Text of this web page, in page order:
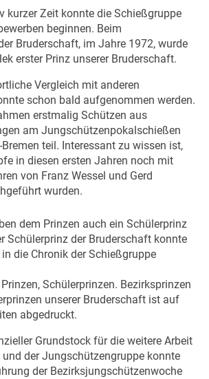
kurzer Zeit konnte die Schießgruppe
beginnen. Beim
Bruderschaft, im Jahre 1972, wurde
erster Prinz unserer Bruderschaft.
Vergleich mit anderen
schon bald aufgenommen werden.
erstmalig Schützen aus
am Jungschützenpokalschießen
teil. Interessant zu wissen ist,
in diesen ersten Jahren noch mit
von Franz Wessel und Gerd
wurden.
dem Prinzen auch ein Schülerprinz
Schülerprinz der Bruderschaft konnte
die Chronik der Schießgruppe
Schülerprinzen. Bezirksprinzen
unserer Bruderschaft ist auf
abgedruckt.
Grundstock für die weitere Arbeit
der Jungschützengruppe konnte
der Bezirksjungschützenwoche